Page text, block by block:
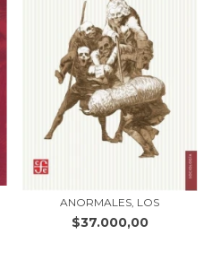
ANORMALES, LOS
$37.000,00